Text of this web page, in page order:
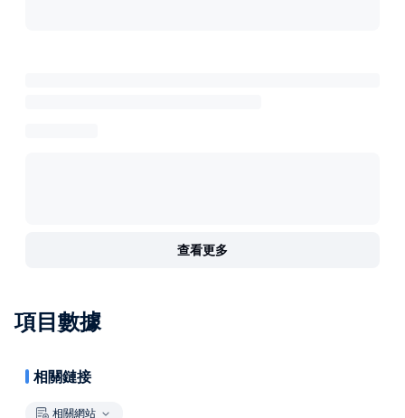
查看更多
項目數據
相關鏈接
相關網站